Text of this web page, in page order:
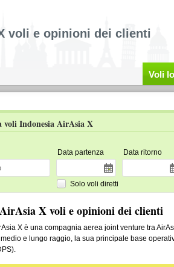
voli e opinioni dei clienti
Voli
voli Indonesia AirAsia X
Data partenza Data ritorno
Solo voli diretti
X voli e opinioni dei clienti
X è una compagnia aerea joint venture tra
e lungo raggio, la sua principale base